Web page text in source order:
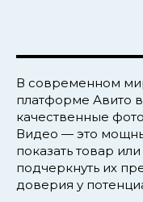
В современном
платформе Авито
качественные
Видео — это
показать товар
подчеркнуть их
доверия у